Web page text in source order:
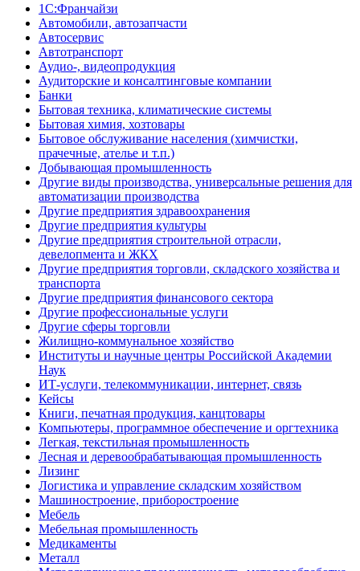
1С:Франчайзи
Автомобили, автозапчасти
Автосервис
Автотранспорт
Аудио-, видеопродукция
Аудиторские и консалтинговые компании
Банки
Бытовая техника, климатические системы
Бытовая химия, хозтовары
Бытовое обслуживание населения (химчистки,
прачечные, ателье и т.п.)
Добывающая промышленность
Другие виды производства, универсальные решения для
автоматизации производства
Другие предприятия здравоохранения
Другие предприятия культуры
Другие предприятия строительной отрасли,
девелопмента и ЖКХ
Другие предприятия торговли, складского хозяйства и
транспорта
Другие предприятия финансового сектора
Другие профессиональные услуги
Другие сферы торговли
Жилищно-коммунальное хозяйство
Институты и научные центры Российской Академии
Наук
ИТ-услуги, телекоммуникации, интернет, связь
Кейсы
Книги, печатная продукция, канцтовары
Компьютеры, программное обеспечение и оргтехника
Легкая, текстильная промышленность
Лесная и деревообрабатывающая промышленность
Лизинг
Логистика и управление складским хозяйством
Машиностроение, приборостроение
Мебель
Мебельная промышленность
Медикаменты
Металл